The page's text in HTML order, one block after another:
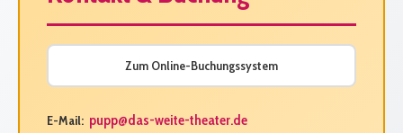
Zum Online-Buchungssystem
E-Mail: pupp@das-weite-theater.de